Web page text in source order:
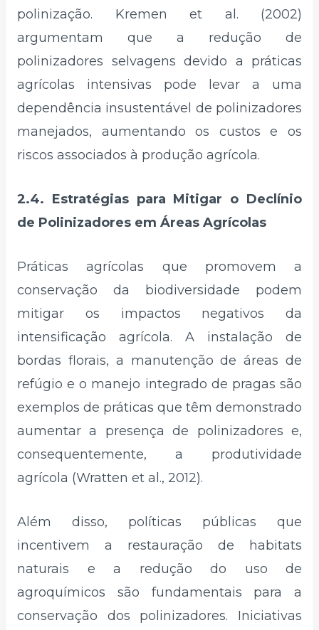
polinização. Kremen et al. (2002)
argumentam que a redução de
polinizadores selvagens devido a práticas
agrícolas intensivas pode levar a uma
dependência insustentável de polinizadores
manejados, aumentando os custos e os
riscos associados à produção agrícola.
2.4. Estratégias para Mitigar o Declínio
de Polinizadores em Áreas Agrícolas
Práticas agrícolas que promovem a
conservação da biodiversidade podem
mitigar os impactos negativos da
intensificação agrícola. A instalação de
bordas florais, a manutenção de áreas de
refúgio e o manejo integrado de pragas são
exemplos de práticas que têm demonstrado
aumentar a presença de polinizadores e,
consequentemente, a produtividade
agrícola (Wratten et al., 2012).
Além disso, políticas públicas que
incentivem a restauração de habitats
naturais e a redução do uso de
agroquímicos são fundamentais para a
conservação dos polinizadores. Iniciativas